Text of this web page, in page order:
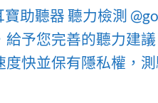
助聽器 聽力檢測
予您完善的聽力建議
度快並保有隱私權，